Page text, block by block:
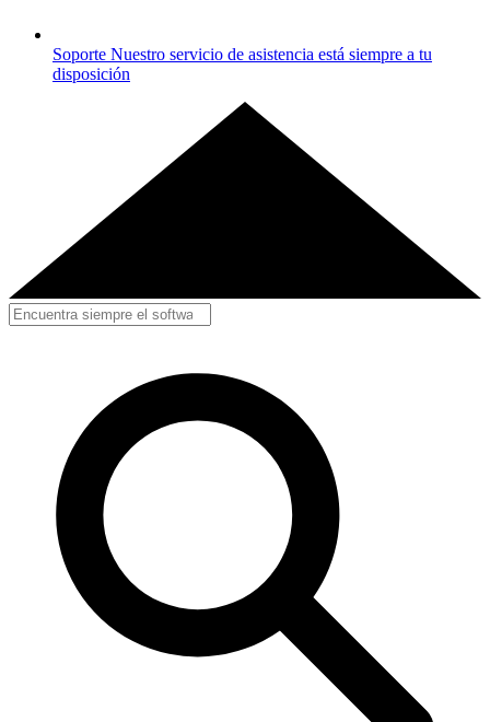
Soporte Nuestro servicio de asistencia está siempre a tu
disposición